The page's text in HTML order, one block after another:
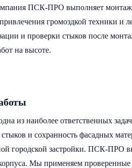
ПСК-ПРО выполняет
громоздкой
и проверки стыков после
на высоте.
из наиболее ответственных
и сохранность фасадных
городской застройки. ПСК-
Мы применяем